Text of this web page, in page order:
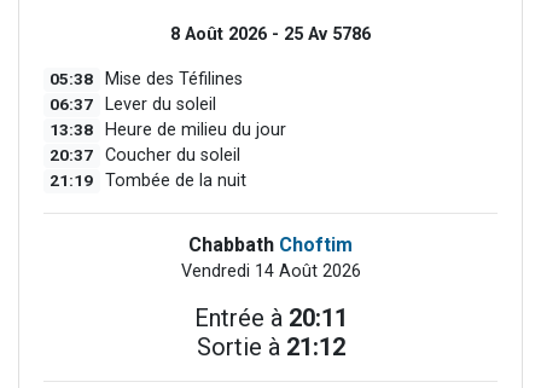
8 Août 2026 - 25 Av 5786
05:38 Mise des Téfilines
06:37 Lever du soleil
13:38 Heure de milieu du jour
20:37 Coucher du soleil
21:19 Tombée de la nuit
Chabbath Choftim
Vendredi 14 Août 2026
Entrée à 20:11
Sortie à 21:12